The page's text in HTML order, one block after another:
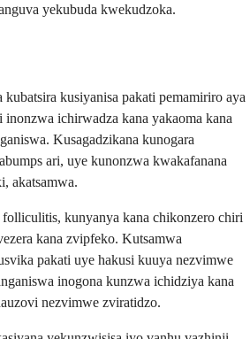
yekubuda kwekudzoka.
kusiyanisa pakati pemamiriro aya
ichirwadza kana yakaoma kana
Kusagadzikana kunogara
ari, uye kunonzwa kwakafanana
akatsamwa.
kunyanya kana chikonzero chiri
kana zvipfeko. Kutsamwa
pakati uye hakusi kuuya nezvimwe
inogona kunzwa ichidziya kana
nezvimwe zviratidzo.